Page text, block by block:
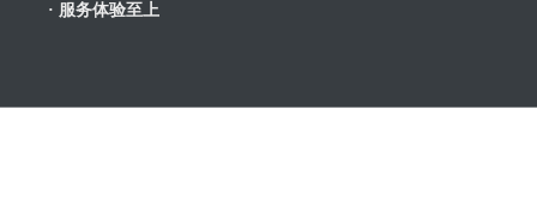
· 服务体验至上